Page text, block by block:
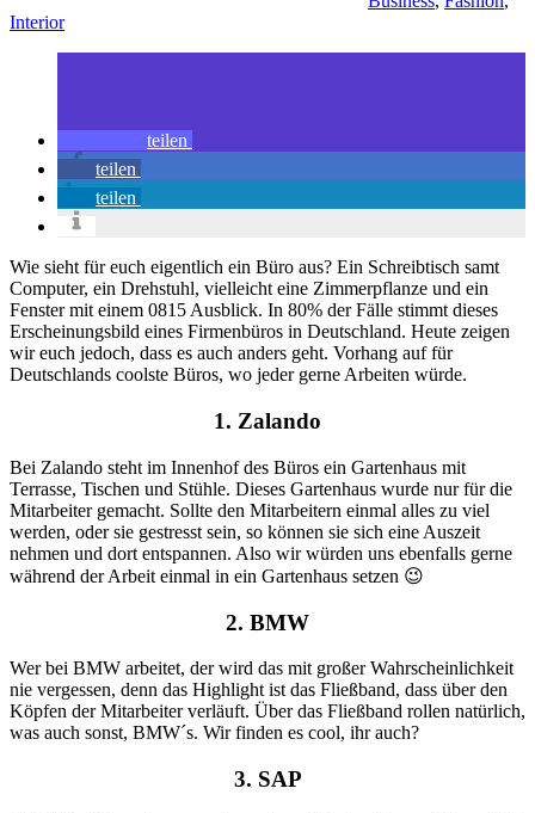
Interior
teilen
teilen
teilen
Wie sieht für euch eigentlich ein Büro aus? Ein Schreibtisch samt
Computer, ein Drehstuhl, vielleicht eine Zimmerpflanze und ein
Fenster mit einem 0815 Ausblick. In 80% der Fälle stimmt dieses
Erscheinungsbild eines Firmenbüros in Deutschland. Heute zeigen
wir euch jedoch, dass es auch anders geht. Vorhang auf für
Deutschlands coolste Büros, wo jeder gerne Arbeiten würde.
1. Zalando
Bei Zalando steht im Innenhof des Büros ein Gartenhaus mit
Terrasse, Tischen und Stühle. Dieses Gartenhaus wurde nur für die
Mitarbeiter gemacht. Sollte den Mitarbeitern einmal alles zu viel
werden, oder sie gestresst sein, so können sie sich eine Auszeit
nehmen und dort entspannen. Also wir würden uns ebenfalls gerne
während der Arbeit einmal in ein Gartenhaus setzen 😉
2. BMW
Wer bei BMW arbeitet, der wird das mit großer Wahrscheinlichkeit
nie vergessen, denn das Highlight ist das Fließband, dass über den
Köpfen der Mitarbeiter verläuft. Über das Fließband rollen natürlich,
was auch sonst, BMW´s. Wir finden es cool, ihr auch?
3. SAP